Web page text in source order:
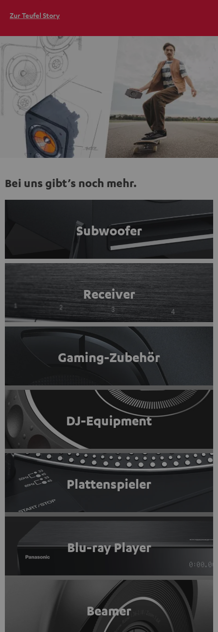
Zur Teufel Story
Bei uns gibt’s noch mehr.
Subwoofer
Receiver
Gaming-Zubehör
DJ-Equipment
Plattenspieler
Blu-ray Player
Beamer